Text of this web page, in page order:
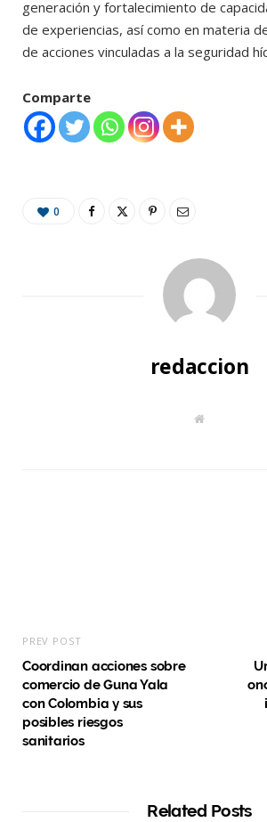
generación y fortalecimiento de
de experiencias, así como en materia
de acciones vinculadas a la seguridad
Comparte
0
redaccion
W
PREV POST
Coordinan acciones sobre
comercio de Guna Yala
con Colombia y sus
posibles riesgos
sanitarios
Related Posts